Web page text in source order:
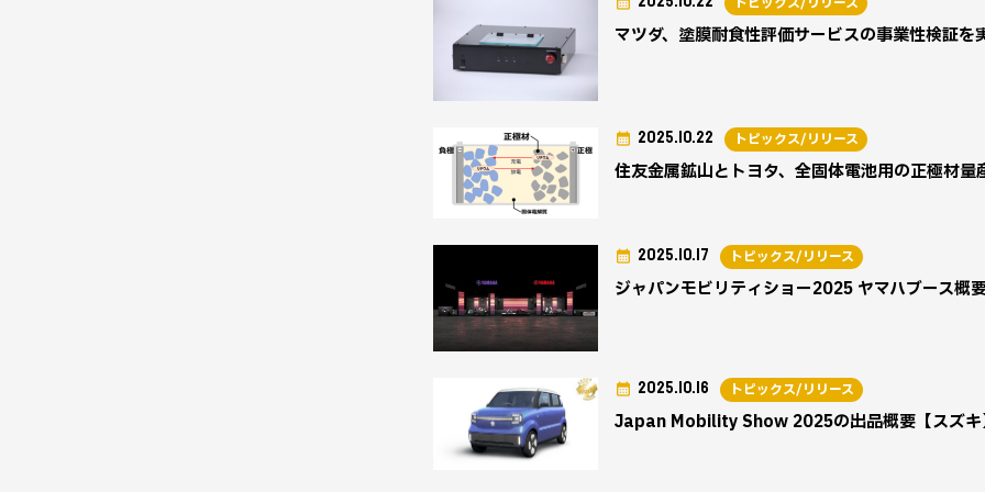
マツダ、塗膜耐食性評価サービスの事業性検証を
住友金属鉱山とトヨタ、全固体電池用の正極材量
2025.10.22 トピックス/リリース
ジャパンモビリティショー2025 ヤマハブース概
2025.10.17 トピックス/リリース
Japan Mobility Show 2025の出品概要【スズキ
2025.10.16 トピックス/リリース